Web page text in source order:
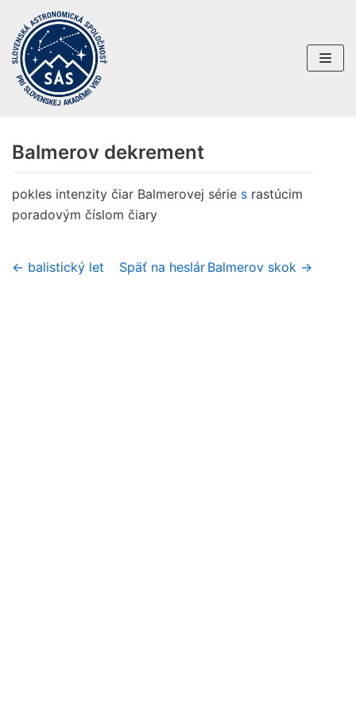
Preskočiť
na
obsah
Balmerov dekrement
pokles intenzity čiar Balmerovej série s rastúcim
poradovým číslom čiary
← balistický let Späť na heslár Balmerov skok →